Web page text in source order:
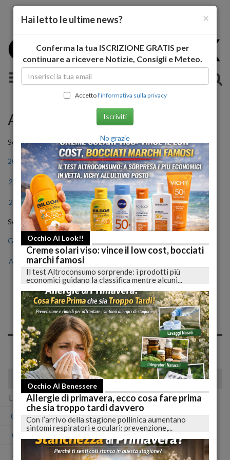
Toggle navigation
Archivio Storico
Seleziona l'anno
2011 2012 2013 2014 2015 2016
2017 2018 2019 2020 2021 2022
2023 2024 2025 2026
Seleziona il mese
Gen Feb Mar
Ago Set Ott
Notizie di Mercoledì, 17
Luglio 2019
Spiacente, non sono presenti news nell'archivio per questo
giorno!
luglio 2019
Lun Mar Mer Gio Ven Sab Dom
01 02 03 04 05 06 07
08
15 16 17 18 19 20 21
×
Hai letto le ultime news?
Conferma la tua ISCRIZIONE GRATIS per
continuare a ricevere Notizie, Consigli e Meteo.
Accettol'informativa sulla privacy
Iscriviti
No grazie
Occhio Al Look!!
Creme solari viso: vince il low cost, bocciati
marchi famosi
Il test Altroconsumo sorprende: i prodotti più
economici guidano la classifica mentre alcuni...
Occhio Al Benessere
Allergie di primavera, ecco cosa fare prima
che sia troppo tardi davvero
Con l’arrivo della stagione pollinica aumentano
sintomi respiratori e oculari: prevenzione,...